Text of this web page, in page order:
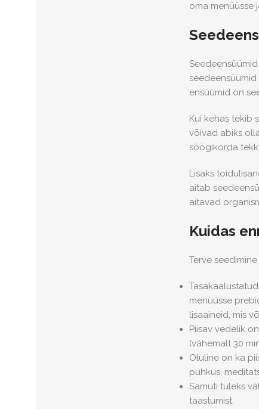
oma menüüsse
ensüümid on
Kui kehas tekib
võivad abiks
söögikorda
Lisaks
aitab
aitavad
Kuidas
Terve
menüüsse
lisaaineid, mis
Piisav vedelik
(vähemalt 30
Oluline on ka
puhkus,
Samuti tuleks
taastumist.